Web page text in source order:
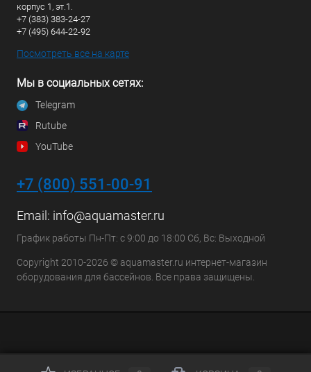
корпус 1, эт.1.
+7 (383) 383-24-27
+7 (495) 644-22-92
Посмотреть все на карте
Мы в социальных сетях:
Telegram
Rutube
YouTube
+7 (800) 551-00-91
Email: info@aquamaster.ru
График работы Пн-Пт: с 9:00 до 18:00 Сб, Вс: Выходной
Copyright 2010-2026 © aquamaster.ru интернет-магазин
оборудования для бассейнов. Все права защищены.